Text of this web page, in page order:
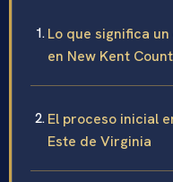
Lo que significa
en New Kent
El proceso inicial
Este de Virginia